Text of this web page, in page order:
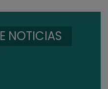
NOTICIAS